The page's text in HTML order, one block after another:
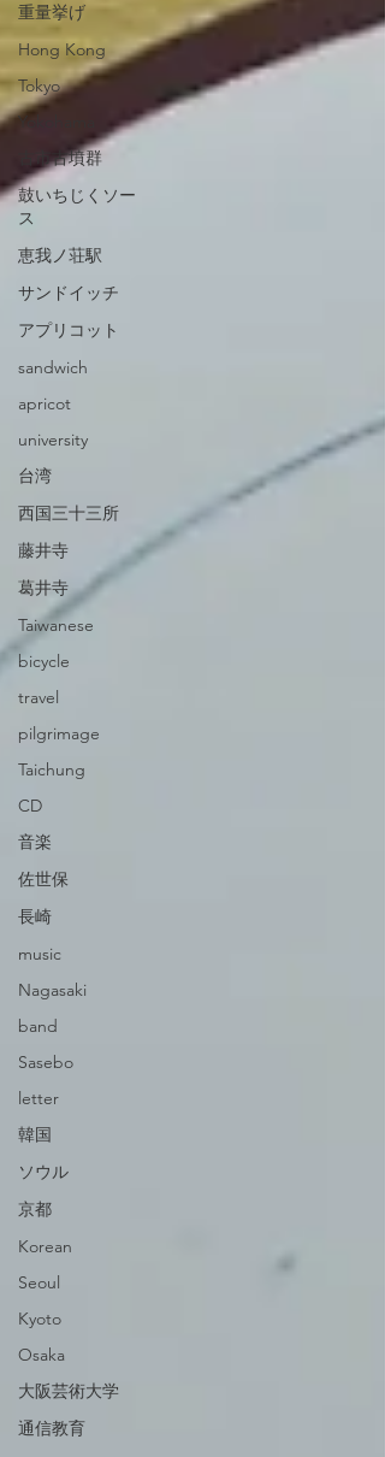
重量挙げ
Hong Kong
Tokyo
Yokohama
古市古墳群
鼓いちじくソー
ス
恵我ノ荘駅
サンドイッチ
アプリコット
sandwich
apricot
university
台湾
西国三十三所
藤井寺
葛井寺
Taiwanese
bicycle
travel
pilgrimage
Taichung
CD
音楽
佐世保
長崎
music
Nagasaki
band
Sasebo
letter
韓国
ソウル
京都
Korean
Seoul
Kyoto
Osaka
大阪芸術大学
通信教育